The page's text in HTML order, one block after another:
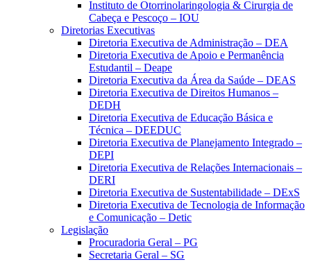
Instituto de Otorrinolaringologia & Cirurgia de
Cabeça e Pescoço – IOU
Diretorias Executivas
Diretoria Executiva de Administração – DEA
Diretoria Executiva de Apoio e Permanência
Estudantil – Deape
Diretoria Executiva da Área da Saúde – DEAS
Diretoria Executiva de Direitos Humanos –
DEDH
Diretoria Executiva de Educação Básica e
Técnica – DEEDUC
Diretoria Executiva de Planejamento Integrado –
DEPI
Diretoria Executiva de Relações Internacionais –
DERI
Diretoria Executiva de Sustentabilidade – DExS
Diretoria Executiva de Tecnologia de Informação
e Comunicação – Detic
Legislação
Procuradoria Geral – PG
Secretaria Geral – SG